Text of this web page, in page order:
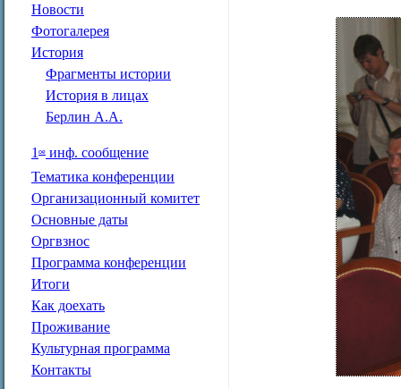
Новости
Фотогалерея
История
Фрагменты истории
История в лицах
Берлин А.А.
1 ое инф. сообщение
Тематика конференции
Организационный комитет
Основные даты
Оргвзнос
Программа конференции
Итоги
Как доехать
Проживание
Культурная программа
Контакты